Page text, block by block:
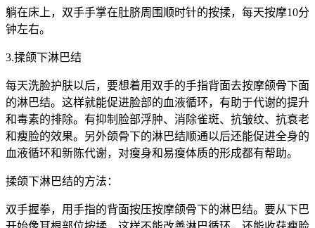
躺在床上，双手手掌在肚脐周围顺时针的按揉，每天按摩10分
钟左右。
3.揉颌下淋巴结
每天洗脸护肤以后，要想着用双手的手指背面去按摩颌骨下面
的淋巴结。这样就能促进脸部的血液循环，有助于代谢的提升
和毒素的排除。有抑制脸部浮肿、消除雀斑、抗皱纹、抗衰老
和瘦脸的效果。另外颌骨下的淋巴结顺通以后还能促进全身的
血液循环和新陈代谢，对瘦身和易瘦体质的形成都有帮助。
揉颌下淋巴结的方法：
双手握拳，用手指的背面按压按摩颌骨下的淋巴结。要从下巴